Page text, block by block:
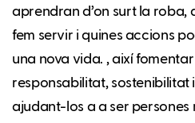
aprendran d’on surt la roba,
fem servir i quines accions
una nova vida. , així
responsabilitat, sostenibilitat
ajudant-los a a ser persones